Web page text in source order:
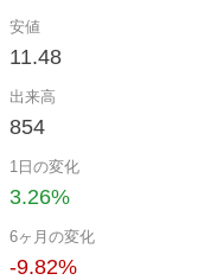
安値
11.48
出来高
854
1日の変化
3.26%
6ヶ月の変化
-9.82%